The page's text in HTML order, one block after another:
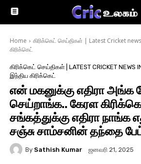
Home கிரிக்கெட் செய்திகள் | Latest Cricket
கிரிக்கெட்
கிரிக்கெட் செய்திகள் | LATEST CRICKET NEWS
இந்திய கிரிக்கெட்
என் மகனுக்கு எதிரா அங்க
செய்றாங்க.. கேரள
சங்கத்துக்கு எதிரா நாங்க
சஞ்சு சாம்சனின் தந்தை
By Sathish Kumar ஜனவரி 21, 2025